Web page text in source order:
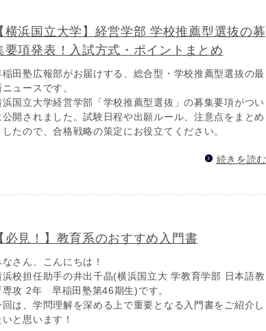
横浜国立大学】経営学部 学校推薦型選抜の募
要項発表！入試方式・ポイントまとめ
稲田塾広報部がお届けする、総合型・学校推薦型選抜の最
ニュースです。
浜国立大学経営学部「学校推薦型選抜」の募集要項がつい
公開されました。試験日程や出願ルール、注意点をまとめ
したので、合格戦略の策定にお役立てください。
続きを読む
必見！】教育系のおすすめ入門書
なさん、こんにちは！
浜校担任助手の井出千晶(横浜国立大 学教育学部 日本語教
専攻 2年 早稲田塾第46期生)です。
回は、学問理解を深める上で重要となる入門書をご紹介し
いと思います！